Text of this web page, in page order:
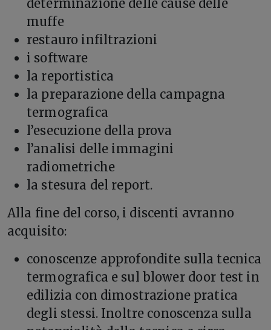
determinazione delle cause delle
muffe
restauro infiltrazioni
i software
la reportistica
la preparazione della campagna
termografica
l’esecuzione della prova
l’analisi delle immagini
radiometriche
la stesura del report.
Alla fine del corso, i discenti avranno
acquisito:
conoscenze approfondite sulla tecnica
termografica e sul blower door test in
edilizia con dimostrazione pratica
degli stessi. Inoltre conoscenza sulla